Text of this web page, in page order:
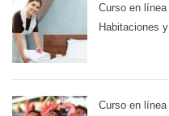
Curso en
Habitaciones
Curso en